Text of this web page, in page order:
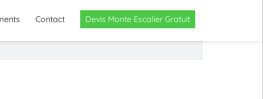
Contact Devis Monte Escalier Gratuit